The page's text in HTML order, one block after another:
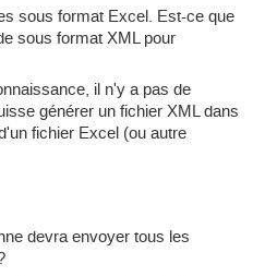
sous format Excel. Est-ce que
sous format XML pour
il n'y a pas de
générer un fichier XML dans
fichier Excel (ou autre
devra envoyer tous les